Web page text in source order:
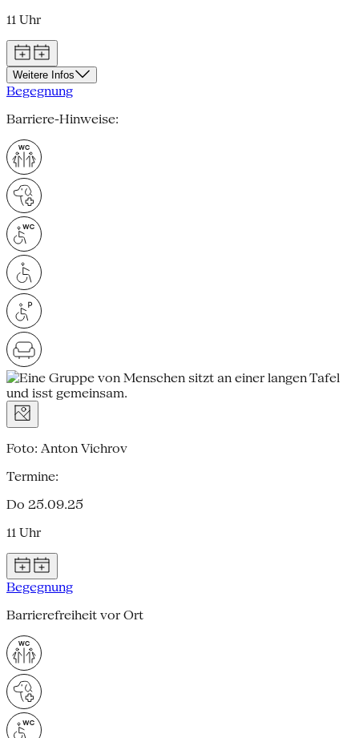
11 Uhr
Weitere Infos
Begegnung
Barriere-Hinweise:
Foto: Anton Vichrov
Termine:
Do 25.09.25
11 Uhr
Begegnung
Barrierefreiheit vor Ort